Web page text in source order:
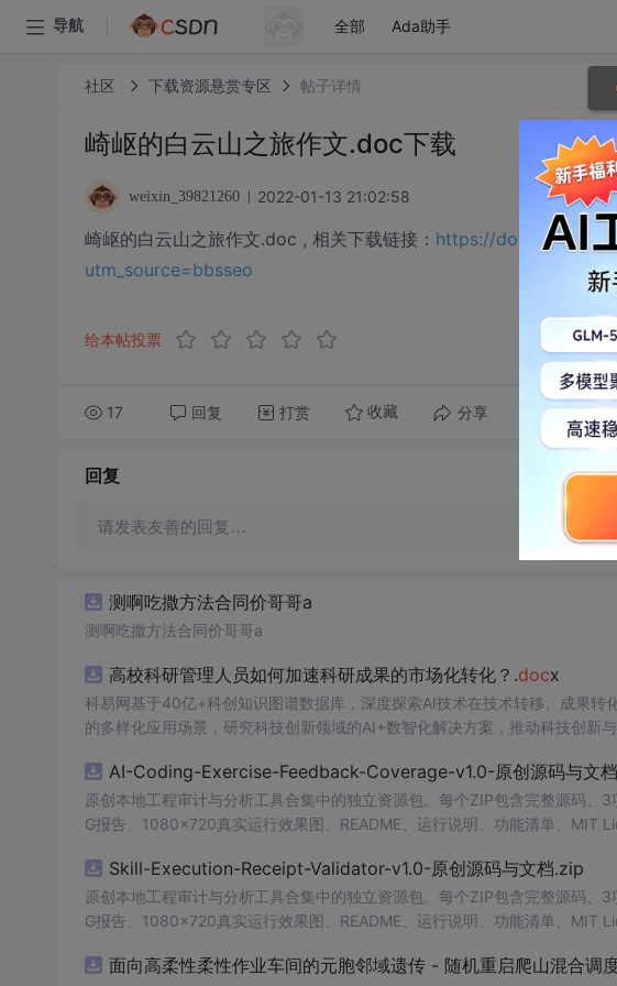
导航 全部 Ada助手
社区 下载资源悬赏专区 帖子详情
崎岖的白云山之旅作文.doc下载
weixin_39821260 2022-01-13 21:02:58
崎岖的白云山之旅作文.doc , 相关下载链接： https://
utm_source=bbsseo
给本帖投票
17 回复 打赏 收藏 分享 转发到动
回复
请发表友善的回复…
测啊吃撒方法合同价哥哥a
测啊吃撒方法合同价哥哥a
高校科研管理人员如何加速科研成果的市场化转化？.docx
科易网基于40亿+科创知识图谱数据库，深度探索AI技术在技术转移、成果转
的多样化应用场景，研究科技创新领域的AI+数智化解决方案，推动科技创新与
AI-Coding-Exercise-Feedback-Coverage-v1.0-原创源码与文
原创本地工程审计与分析工具合集中的独立资源包。每个ZIP包含完整源码、
G报告、1080×720真实运行效果图、README、运行说明、功能清单、MIT
源码、Logo、官方截图、论文、生产日志或其他受限素材。适合前端开发、AI
Skill-Execution-Receipt-Validator-v1.0-原创源码与文档.zip
原创本地工程审计与分析工具合集中的独立资源包。每个ZIP包含完整源码、
G报告、1080×720真实运行效果图、README、运行说明、功能清单、MIT
源码、Logo、官方截图、论文、生产日志或其他受限素材。适合前端开发、
面向高柔性柔性作业车间的元胞邻域遗传 - 随机重启爬山混合调